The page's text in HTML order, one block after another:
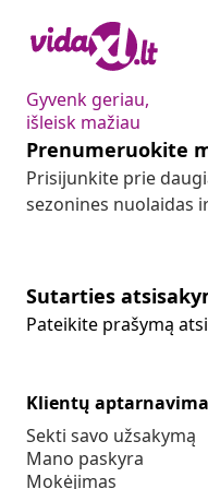
Gyvenk geriau,
išleisk mažiau
Prenumeruokite
Prisijunkite prie
sezonines nuolaidas
Sutarties
Pateikite prašymą
Klientų
Sekti savo užsakymą
Mano paskyra
Mokėjimas